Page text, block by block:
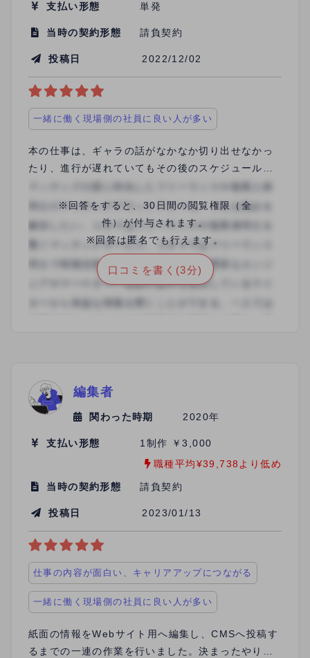
支払い形態 単発
当時の契約形態 請負契約
投稿日 2022/12/02
一緒に働く現場側の社員に良い人が多い
本の仕事は、ギャラの話がなかなか切り出せなかっ
たり、進行が遅れていてもその後のスケジュールの
連絡が無い等のことがよくありますが、依頼の最初
からスケジュールやギャラ、作業内容が明確になっ
ており、とてもスムーズに作業をすすめることがで
きました。 支払いも確実にされるので安心感があり
ます。 メールや電話の対応も感じが良かったです。
※回答をすると、30日間の閲覧権限（全
件）が付与されます。
※回答は匿名でも行えます。
口コミを書く(3分)
編集者
関わった時期 2020年
支払い形態
1制作 ￥3,000
職種平均¥39,738より低め
当時の契約形態 請負契約
投稿日 2023/01/13
仕事の内容が面白い、キャリアアップにつながる
一緒に働く現場側の社員に良い人が多い
紙面の情報をWebサイト用へ編集し、CMSへ投稿す
るまでの一連の作業を行いました。決まったやり方